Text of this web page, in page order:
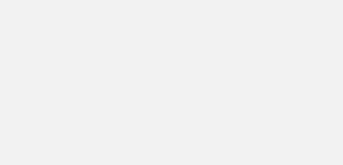
SRIEGIMAS